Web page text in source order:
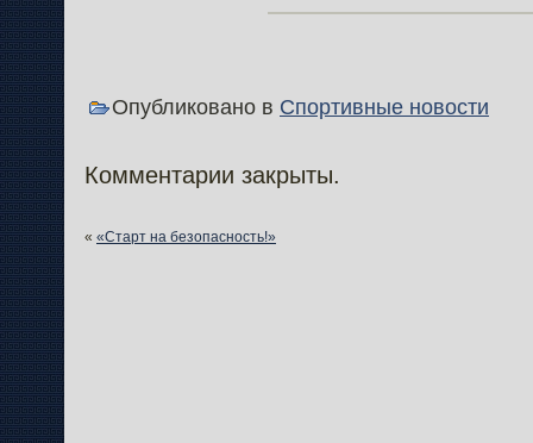
Опубликовано в Спортивные новости
Комментарии закрыты.
« «Старт на безопасность!»